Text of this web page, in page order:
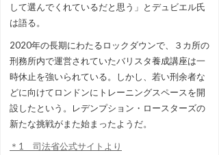
して選んでくれているだと思う」とデュビエル氏
は語る。
2020年の長期にわたるロックダウンで、３カ所の
刑務所内で運営されていたバリスタ養成講座は一
時休止を強いられている。しかし、若い刑余者な
どに向けてロンドンにトレーニングスペースを開
設したという。レデンプション・ロースターズの
新たな挑戦がまた始まったようだ。
＊1 司法省公式サイトより